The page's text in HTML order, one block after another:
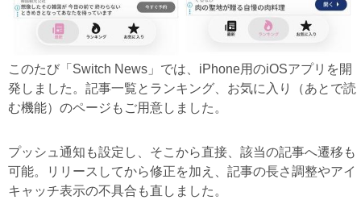
このたび「Switch News」では、iPhone用のiOSアプリを開
発しました。記事一覧とランキング、お気に入り（あとで読
む機能）のページもご用意しました。
プッシュ通知も設定し、そこから直接、該当の記事へ遷移も
可能。リリースしてから修正を加え、記事の長さ調整やアイ
キャッチ表示の不具合も直しました。